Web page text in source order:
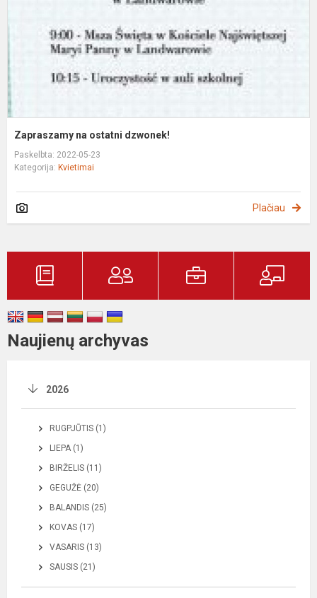
Zapraszamy na ostatni dzwonek!
Paskelbta: 2022-05-23
Kategorija: Kvietimai
Plačiau
Naujienų archyvas
2026
RUGPJŪTIS (1)
LIEPA (1)
BIRŽELIS (11)
GEGUŽĖ (20)
BALANDIS (25)
KOVAS (17)
VASARIS (13)
SAUSIS (21)